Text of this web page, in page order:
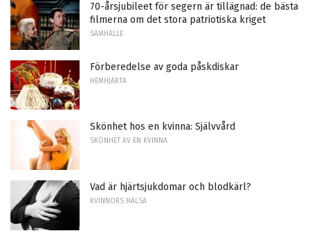
70-årsjubileet för segern är tillägnad: de bästa
filmerna om det stora patriotiska kriget
SAMHÄLLE
Förberedelse av goda påskdiskar
HEMHJÄRTA
Skönhet hos en kvinna: Självvård
SKÖNHET AV EN KVINNA
Vad är hjärtsjukdomar och blodkärl?
KVINNORS HÄLSA